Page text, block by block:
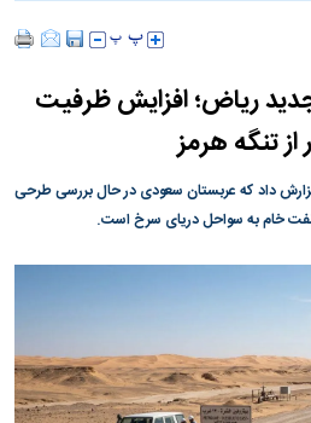
ریاض؛ افزایش ظرفیت
تنگه هرمز
گزارش داد که عربستان سعودی در حال بررسی طرحی
نفت خام به سواحل دریای سرخ است.